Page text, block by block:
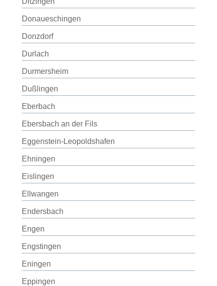
Donaueschingen
Donzdorf
Durlach
Durmersheim
Dußlingen
Eberbach
Ebersbach an der Fils
Eggenstein-Leopoldshafen
Ehningen
Eislingen
Ellwangen
Endersbach
Engen
Engstingen
Eningen
Eppingen